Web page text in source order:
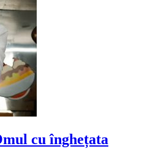
cu înghețata